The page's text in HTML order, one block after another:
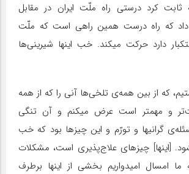
ثابت کرد درستی راه ملّت ایران در مقابل
داد که راه درست همین راهی است که ملّت
دارد حرکت میکند. خب اینها شیرینی‌ها
که از بین همه‌ی تلخی‌ها آنی را که از همه
و مهمتر است عرض میکنم و آن تنگی
گرانیها و تورّم و این چیزها بود که خب
[اینها] چیزهای علاج‌پذیری است، مشکلات
امسال امیدواریم بخشی از اینها برطرف